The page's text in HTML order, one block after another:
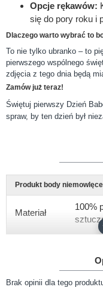
Opcje rękawów:
się do pory roku i
Dlaczego warto wybrać to
To nie tylko ubranko – to
pierwszego wspólnego
zdjęcia z tego dnia będą
Zamów już teraz!
Świętuj pierwszy Dzień
spraw, by ten dzień był
Produkt body niemowlęce
Materiał
100%
krótki,
Brak opinii dla tego